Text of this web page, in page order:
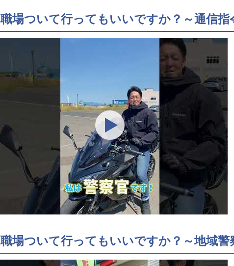
職場ついて行ってもいいですか？～通信指
職場ついて行ってもいいですか？～地域警